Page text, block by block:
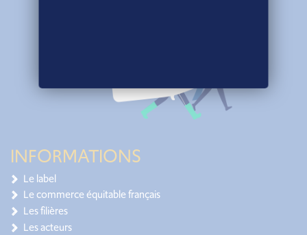
INFORMATIONS
Le label
Le commerce équitable français
Les filières
Les acteurs